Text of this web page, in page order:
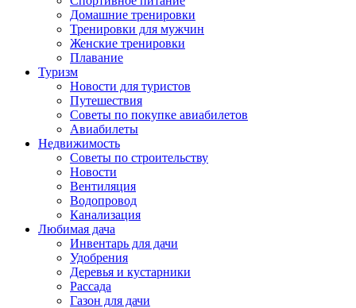
Домашние тренировки
Тренировки для мужчин
Женские тренировки
Плавание
Туризм
Новости для туристов
Путешествия
Советы по покупке авиабилетов
Авиабилеты
Недвижимость
Советы по строительству
Новости
Вентиляция
Водопровод
Канализация
Любимая дача
Инвентарь для дачи
Удобрения
Деревья и кустарники
Рассада
Газон для дачи